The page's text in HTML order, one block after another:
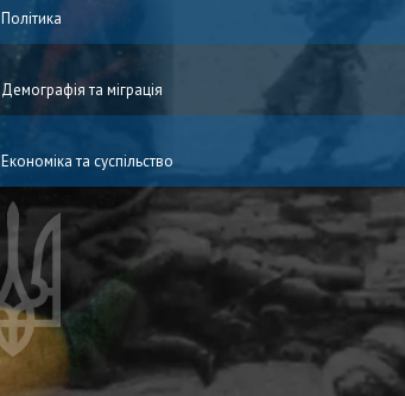
Політика
Демографія та міграція
Економіка та суспільство